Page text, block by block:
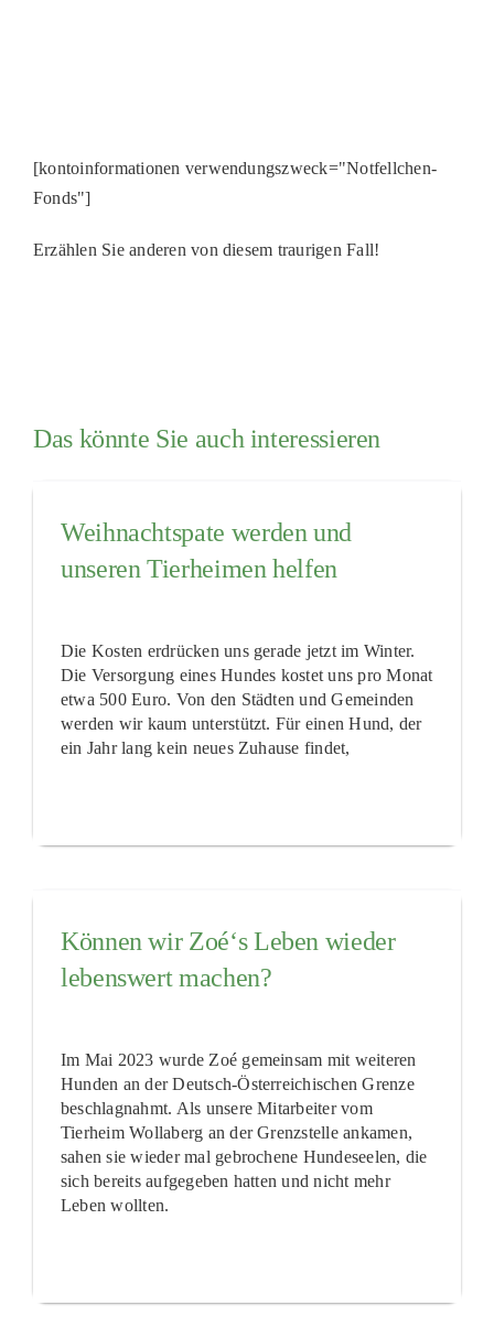
[kontoinformationen verwendungszweck="Notfellchen-
Fonds"]
Erzählen Sie anderen von diesem traurigen Fall!
Das könnte Sie auch interessieren
Weihnachtspate werden und
unseren Tierheimen helfen
Die Kosten erdrücken uns gerade jetzt im Winter.
Die Versorgung eines Hundes kostet uns pro Monat
etwa 500 Euro. Von den Städten und Gemeinden
werden wir kaum unterstützt. Für einen Hund, der
ein Jahr lang kein neues Zuhause findet,
Können wir Zoé‘s Leben wieder
lebenswert machen?
Im Mai 2023 wurde Zoé gemeinsam mit weiteren
Hunden an der Deutsch-Österreichischen Grenze
beschlagnahmt. Als unsere Mitarbeiter vom
Tierheim Wollaberg an der Grenzstelle ankamen,
sahen sie wieder mal gebrochene Hundeseelen, die
sich bereits aufgegeben hatten und nicht mehr
Leben wollten.